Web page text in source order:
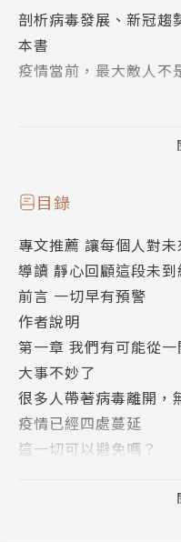
剖析病毒發展、新冠趨
本書
疫情當前，最大敵人不
在恐慌與疫情的年代下
書評
薦
病毒專家 何美鄉 導讀
每部災難片都始於科學
1957年亞洲流感致命人
RS人人自危，全球付
奪走超過二十萬條人
年病毒警示不斷響起，
更別提防範未然！
病毒感染已成為人類最
目錄
專文推薦 讓每個人對
導讀 靜心回顧這段未
前言 一切早有預警
作者說明
第一章 我們有可能從
大事不妙了
很多人帶著病毒離開，
疫情已經四處蔓延
這一切可以避免嗎？
第二章 新興病毒有哪